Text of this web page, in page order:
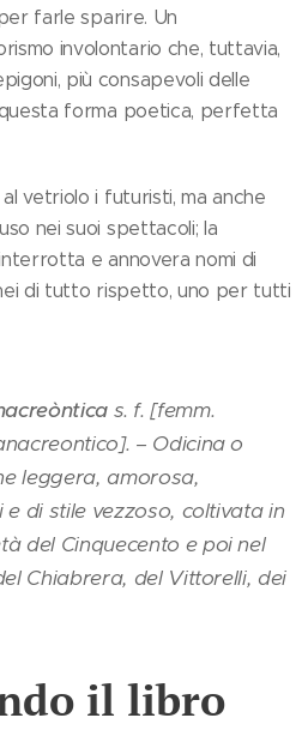
farle sparire. Un
involontario che, tuttavia,
più consapevoli delle
forma poetica, perfetta
vetriolo i futuristi, ma anche
nei suoi spettacoli; la
e annovera nomi di
di tutto rispetto, uno per tutti
s. f. [femm.
– Odicina o
leggera, amorosa,
di stile vezzoso, coltivata in
del Cinquecento e poi nel
Chiabrera, del Vittorelli, dei
il libro